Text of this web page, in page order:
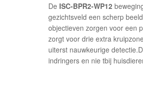
De ISC-BPR2-WP12
gezichtsveld een scherp
objectieven zorgen voor een
zorgt voor drie extra
uiterst nauwkeurige
indringers en nie tbij